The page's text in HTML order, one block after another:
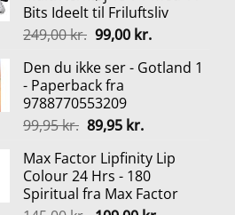
179,00 kr..134,25 kr..
Bits Ideelt til Friluftsliv
249,00kr. Den
pris
var:
249,00 kr..
99,00 kr.Den
pris
Den du ikke ser - Gotland 1
- Paperback fra
9788770553209
99,95kr. Den
pris
var:
99,95 kr..
89,95 kr.Den
pris
er:
89,95 kr..
Max Factor Lipfinity Lip
Colour 24 Hrs - 180
Spiritual fra Max Factor